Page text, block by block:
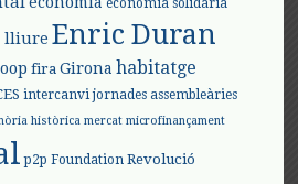
economia solidària
lliure Enric Duran
fira Girona habitatge
intercanvi jornades assembleàries
històrica mercat microfinançament
p2p Foundation Revolució